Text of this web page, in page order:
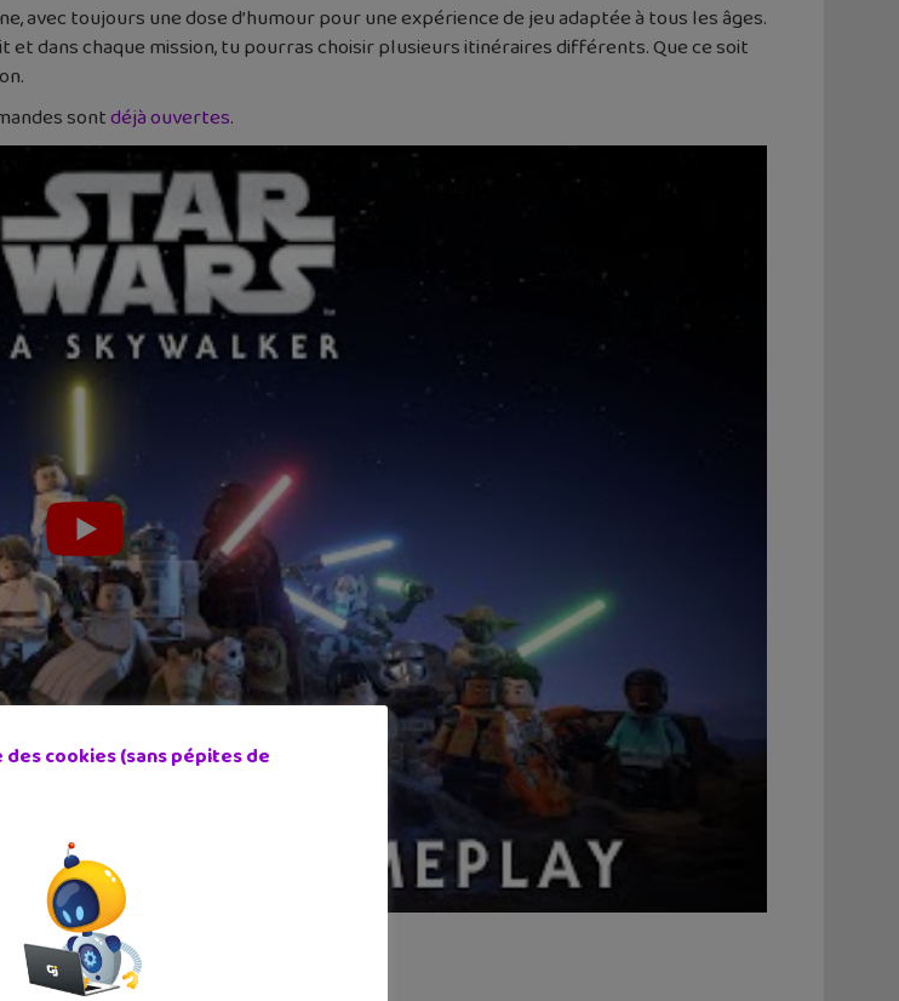
avec toujours une dose d’humour pour une expérience de jeu adaptée à tous les âges.
dans chaque mission, tu pourras choisir plusieurs itinéraires différents. Que ce soit
sontdéjà ouvertes.
cookies (sans pépites de